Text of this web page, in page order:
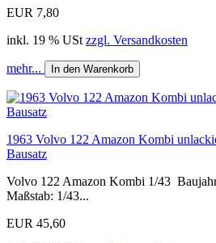
EUR 7,80
inkl. 19 % USt zzgl. Versandkosten
mehr... In den Warenkorb
1963 Volvo 122 Amazon Kombi
Bausatz
Volvo 122 Amazon Kombi 1/43
Maßstab: 1/43...
EUR 45,60